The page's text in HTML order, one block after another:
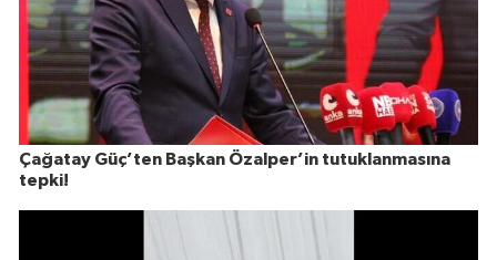
Çağatay Güç’ten Başkan Özalper’in tutuklanmasına
tepki!